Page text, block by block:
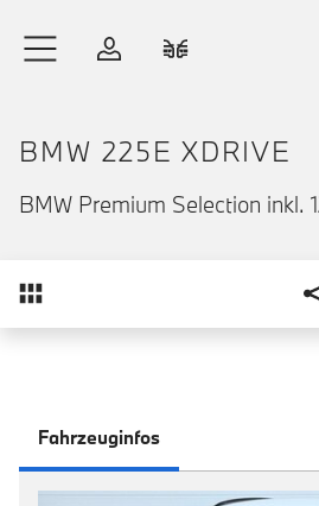
Anmelden
BMW 225E XDRIVE
BMW Premium Selection inkl.
Fahrzeuginfos